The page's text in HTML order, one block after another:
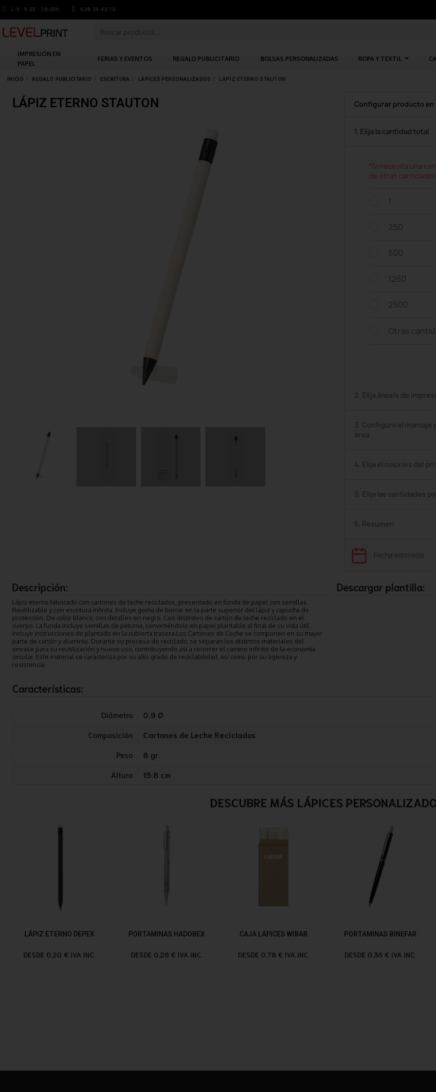
L-V: 9.30 - 18:00h 638 24 43 10
IMPRESIÓN EN
PAPEL
FERIAS Y EVENTOS REGALO PUBLICITARIO BOLSAS PERSONALIZADAS ROPA Y TEXTIL
INICIO REGALO PUBLICITARIO ESCRITURA LÁPICES PERSONALIZADOS LÁPIZ ETERNO STAUTON
LÁPIZ ETERNO STAUTON Configurar producto en
1. Elija la cantidad total
*Si necesita una
de otras
1
250
500
1250
2500
Otras
2. Elija área/s de
3. Configura el marcaje
área
4. Elija el color/es del
5. Elija las cantidades
6. Resumen
Fecha estimada
Descripción:
Lápiz eterno fabricado con cartones de leche reciclados, presentado en funda de papel con semillas.
Reutilizable y con escritura infinita. Incluye goma de borrar en la parte superior del lápiz y capucha de
protección. De color blanco, con detalles en negro. Con distintivo de cartón de leche reciclado en el
cuerpo. La funda incluye semillas de petunia, convirtiéndolo en papel plantable al final de su vida útil.
Incluye instrucciones de plantado en la cubierta trasera.Los Cartones de Ceche se componen en su mayor
parte de cartón y aluminio. Durante su proceso de reciclado, se separan los distintos materiales del
envase para su reutilización y nuevo uso, contribuyendo así a recorrer el camino infinito de la economía
circular. Este material se caracteriza por su alto grado de reciclabilidad, así como por su ligereza y
resistencia.
Descargar plantilla:
Características:
Diámetro
0.9 Ø
Composición
Cartones de Leche Reciclados
Peso
8 gr.
Altura
15.8 cm
DESCUBRE MÁS LÁPICES
LÁPIZ ETERNO DEPEX
DESDE 0,20 € IVA INC.
PORTAMINAS HADOBEX
DESDE 0,26 € IVA INC.
CAJA LÁPICES WIBAR
DESDE 0,78 € IVA INC.
PORTAMINAS BINEFAR
DESDE 0,36 € IVA INC.